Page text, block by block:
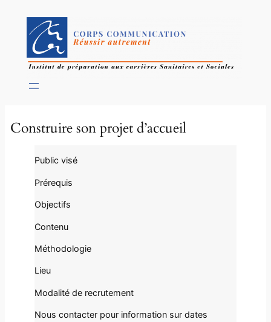
Construire son projet d’accueil
Public visé
Prérequis
Objectifs
Contenu
Méthodologie
Lieu
Modalité de recrutement
Nous contacter pour information sur dates